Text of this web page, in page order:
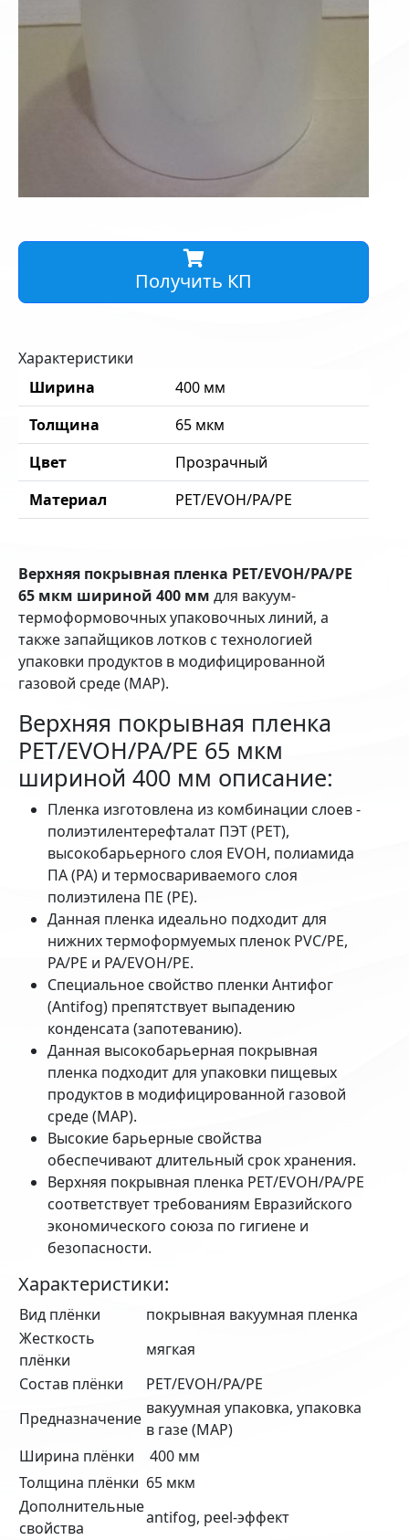
Получить КП
Характеристики
Ширина
400 мм
Толщина
65 мкм
Цвет
Прозрачный
Материал
PET/EVOH/PA/PE
Верхняя покрывная пленка PET/EVOH/PA/PE
65 мкм шириной 400 мм для вакуум-
термоформовочных упаковочных линий, а
также запайщиков лотков с технологией
упаковки продуктов в модифицированной
газовой среде (MAP).
Верхняя покрывная пленка
PET/EVOH/PA/PE 65 мкм
шириной 400 мм описание:
Пленка изготовлена из комбинации слоев -
полиэтилентерефталат ПЭТ (PET),
высокобарьерного слоя EVOH, полиамида
ПА (PA) и термосвариваемого слоя
полиэтилена ПЕ (РЕ).
Данная пленка идеально подходит для
нижних термоформуемых пленок PVC/PE,
PA/PE и PA/EVOH/PE.
Специальное свойство пленки Антифог
(Antifog) препятствует выпадению
конденсата (запотеванию).
Данная высокобарьерная покрывная
пленка подходит для упаковки пищевых
продуктов в модифицированной газовой
среде (MAP).
Высокие барьерные свойства
обеспечивают длительный срок хранения.
Верхняя покрывная пленка PET/EVOH/PA/PE
соответствует требованиям Евразийского
экономического союза по гигиене и
безопасности.
Характеристики:
Вид плёнки
покрывная вакуумная пленка
Жесткость
плёнки
мягкая
Состав плёнки
PET/EVOH/PA/PE
Предназначение
вакуумная упаковка, упаковка
в газе (MAP)
Ширина плёнки
400 мм
Толщина плёнки 65 мкм
Дополнительные
свойства
antifog, peel-эффект